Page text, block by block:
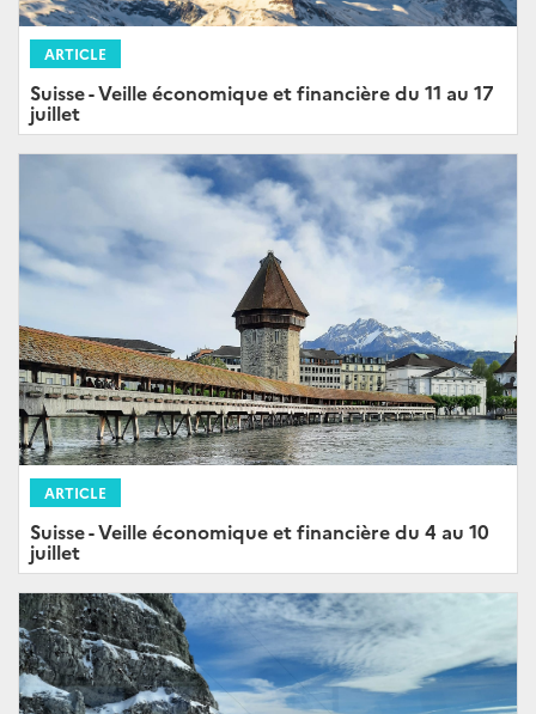
ARTICLE
Suisse - Veille économique et financière du 11 au 17
juillet
ARTICLE
Suisse - Veille économique et financière du 4 au 10
juillet